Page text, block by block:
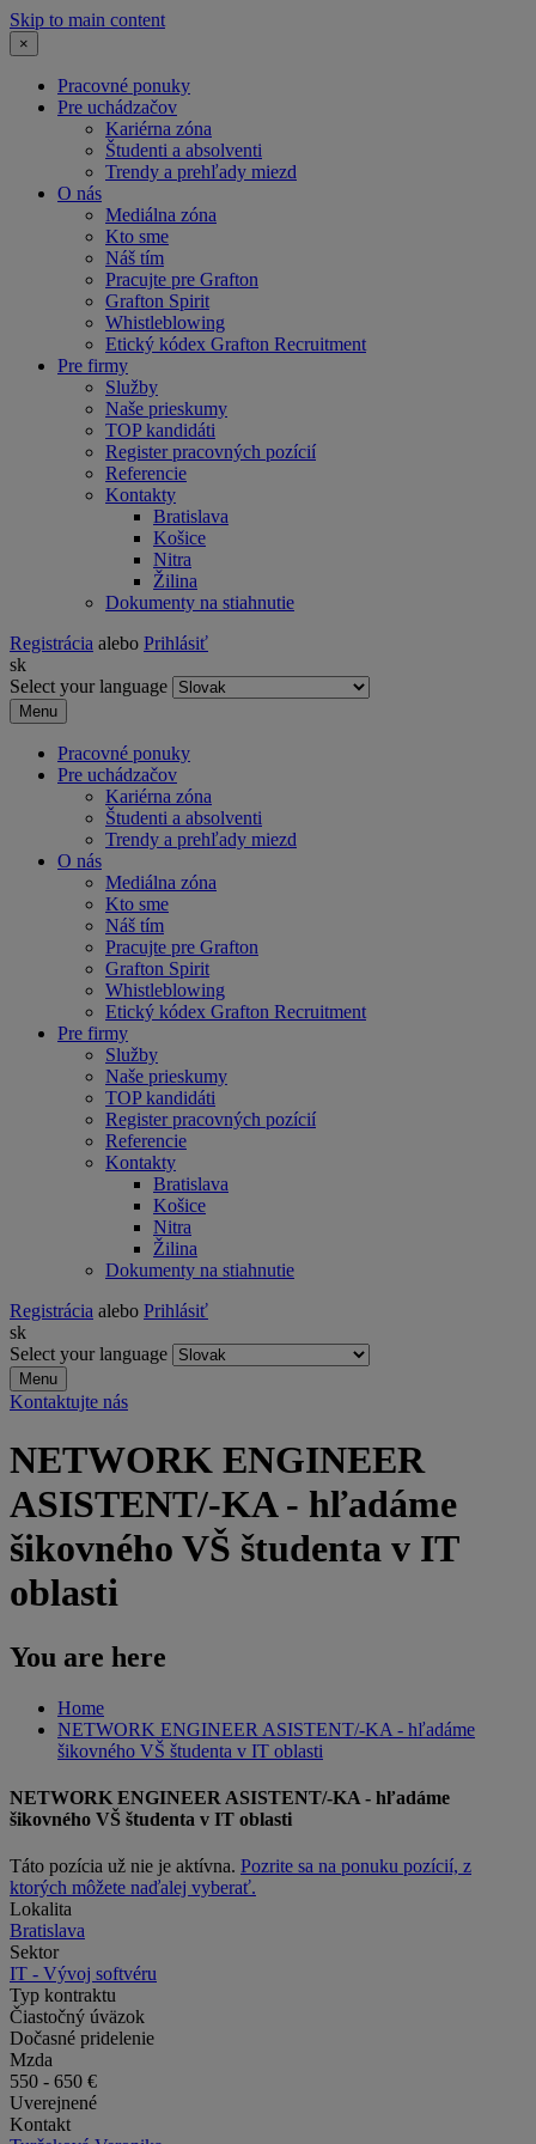
Skip to main content
×
Pracovné ponuky
Pre uchádzačov
Kariérna zóna
Študenti a absolventi
Trendy a prehľady miezd
O nás
Mediálna zóna
Kto sme
Náš tím
Pracujte pre Grafton
Grafton Spirit
Whistleblowing
Etický kódex Grafton Recruitment
Pre firmy
Služby
Naše prieskumy
TOP kandidáti
Register pracovných pozícií
Referencie
Kontakty
Bratislava
Košice
Nitra
Žilina
Dokumenty na stiahnutie
Registrácia alebo Prihlásiť
sk
Select your language
Menu
Pracovné ponuky
Pre uchádzačov
Kariérna zóna
Študenti a absolventi
Trendy a prehľady miezd
O nás
Mediálna zóna
Kto sme
Náš tím
Pracujte pre Grafton
Grafton Spirit
Whistleblowing
Etický kódex Grafton Recruitment
Pre firmy
Služby
Naše prieskumy
TOP kandidáti
Register pracovných pozícií
Referencie
Kontakty
Bratislava
Košice
Nitra
Žilina
Dokumenty na stiahnutie
Registrácia alebo Prihlásiť
sk
Select your language
Menu
Kontaktujte nás
NETWORK ENGINEER
ASISTENT/-KA - hľadáme
šikovného VŠ študenta v IT
oblasti
You are here
Home
NETWORK ENGINEER ASISTENT/-KA - hľadáme
šikovného VŠ študenta v IT oblasti
NETWORK ENGINEER ASISTENT/-KA - hľadáme
šikovného VŠ študenta v IT oblasti
Táto pozícia už nie je aktívna. Pozrite sa na ponuku pozícií, z
ktorých môžete naďalej vyberať.
Lokalita
Bratislava
Sektor
IT - Vývoj softvéru
Typ kontraktu
Čiastočný úväzok
Dočasné pridelenie
Mzda
550 - 650 €
Uverejnené
Kontakt